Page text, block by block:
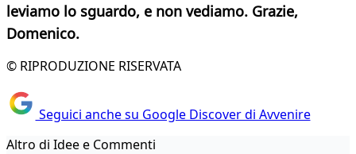
leviamo lo sguardo, e non vediamo. Grazie,
Domenico.
© RIPRODUZIONE RISERVATA
Seguici anche su Google Discover di Avvenire
Altro di Idee e Commenti